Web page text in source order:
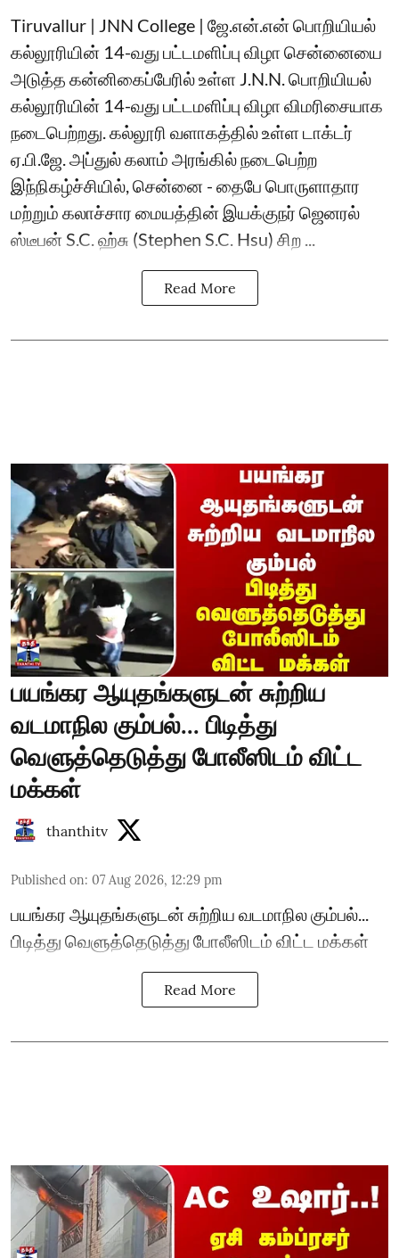
Tiruvallur | JNN College | ஜே.என்.என் பொறியியல்
கல்லூரியின் 14-வது பட்டமளிப்பு விழா சென்னையை
அடுத்த கன்னிகைப்பேரில் உள்ள J.N.N. பொறியியல்
கல்லூரியின் 14-வது பட்டமளிப்பு விழா விமரிசையாக
நடைபெற்றது. கல்லூரி வளாகத்தில் உள்ள டாக்டர்
ஏ.பி.ஜே. அப்துல் கலாம் அரங்கில் நடைபெற்ற
இந்நிகழ்ச்சியில், சென்னை - தைபே பொருளாதார
மற்றும் கலாச்சார மையத்தின் இயக்குநர் ஜெனரல்
ஸ்டீபன் S.C. ஹ்சு (Stephen S.C. Hsu) சிற ...
Read More
பயங்கர ஆயுதங்களுடன் சுற்றிய
வடமாநில கும்பல்... பிடித்து
வெளுத்தெடுத்து போலீஸிடம் விட்ட
மக்கள்
thanthitv
Published on: 07 Aug 2026, 12:29 pm
பயங்கர ஆயுதங்களுடன் சுற்றிய வடமாநில கும்பல்...
பிடித்து வெளுத்தெடுத்து போலீஸிடம் விட்ட மக்கள்
Read More